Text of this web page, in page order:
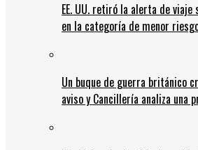
EE. UU. retiró la alerta de
en la categoría de menor
Un buque de guerra británico
aviso y Cancillería analiza una